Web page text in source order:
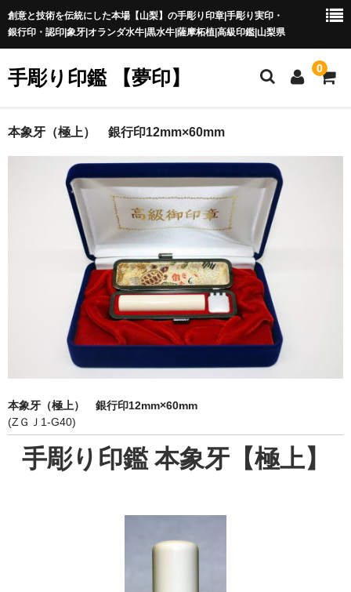
創意と技術を伝統にした本場【山梨】の手彫り印章|手彫り実印・
銀行印・認印|象牙|オランダ水牛|黒水牛|薩摩柘植|高級印鑑|山梨県
手彫り印鑑 【夢印】 0
夢印TOP
印章の本場 山梨
一級印章彫刻技能士
印鑑の書体
象牙印鑑の種類
お客様の声
ご利用案内
本象牙（極上） 銀行印12mm×60mm
本象牙（極上） 銀行印12mm×60mm
(ZＧＪ1-G40)
手彫り印鑑 本象牙【極上】